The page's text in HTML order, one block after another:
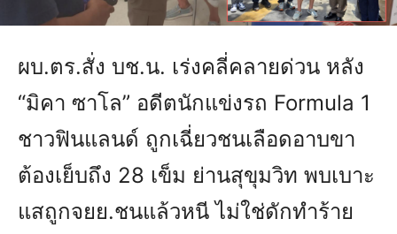
ผบ.ตร.สั่ง บช.น. เร่งคลี่คลายด่วน หลัง
“มิคา ซาโล” อดีตนักแข่งรถ Formula 1
ชาวฟินแลนด์ ถูกเฉี่ยวชนเลือดอาบขา
ต้องเย็บถึง 28 เข็ม ย่านสุขุมวิท พบเบาะ
แสถูกจยย.ชนแล้วหนี ไม่ใช่ดักทำร้าย